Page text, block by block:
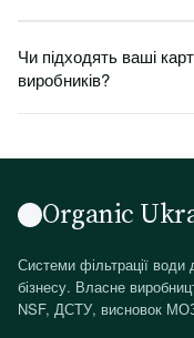
Чи підходять ваші
виробників?
Organic
Системи фільтрації
бізнесу. Власне
NSF, ДСТУ, висновок